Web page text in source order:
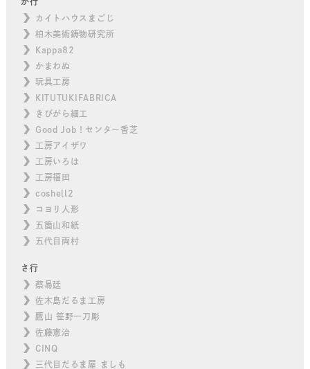
カイトハウスまごじ
柏木美術鋳物研究所
Kappa82
かまわぬ
玩具工房
KITUTUKIFABRICA
きびがら細工
Good Job！センター香芝
工房アイザワ
工房いろは
工房福田
coshell2
コヨリ人形
五箇山和紙
五代目両村
さ行
蔡易廷
佐木島だるま工房
鷹山 笹野一刀彫
佐藤憲治
CINQ
三代目だるま屋 ましも